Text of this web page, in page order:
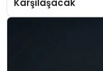
Karşılaşacak